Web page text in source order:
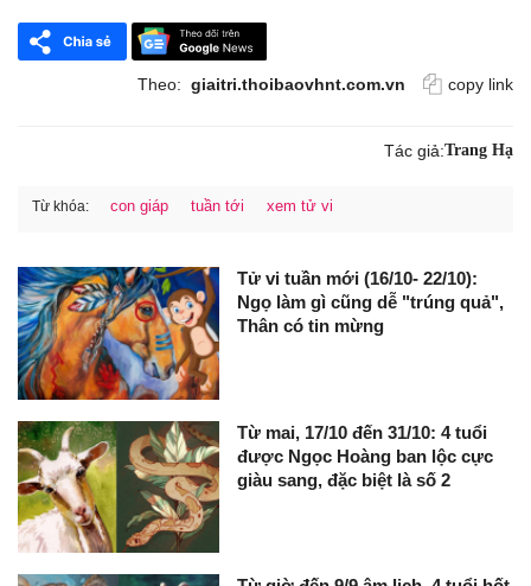
Theo: giaitri.thoibaovhnt.com.vn copy link
Tác giả:Trang Hạ
Từ khóa: con giáp tuần tới xem tử vi
Tử vi tuần mới (16/10- 22/10):
Ngọ làm gì cũng dễ "trúng quả",
Thân có tin mừng
Từ mai, 17/10 đến 31/10: 4 tuổi
được Ngọc Hoàng ban lộc cực
giàu sang, đặc biệt là số 2